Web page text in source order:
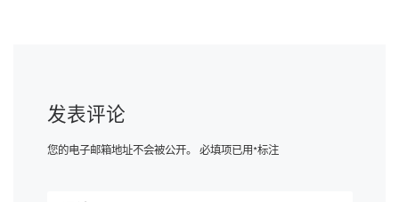
发表评论
您的电子邮箱地址不会被公开。 必填项已用*标注